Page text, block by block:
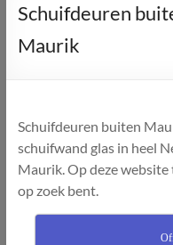
Schuifdeuren
Maurik
Schuifdeuren buiten
schuifwand glas in heel
Maurik. Op deze
op zoek bent.